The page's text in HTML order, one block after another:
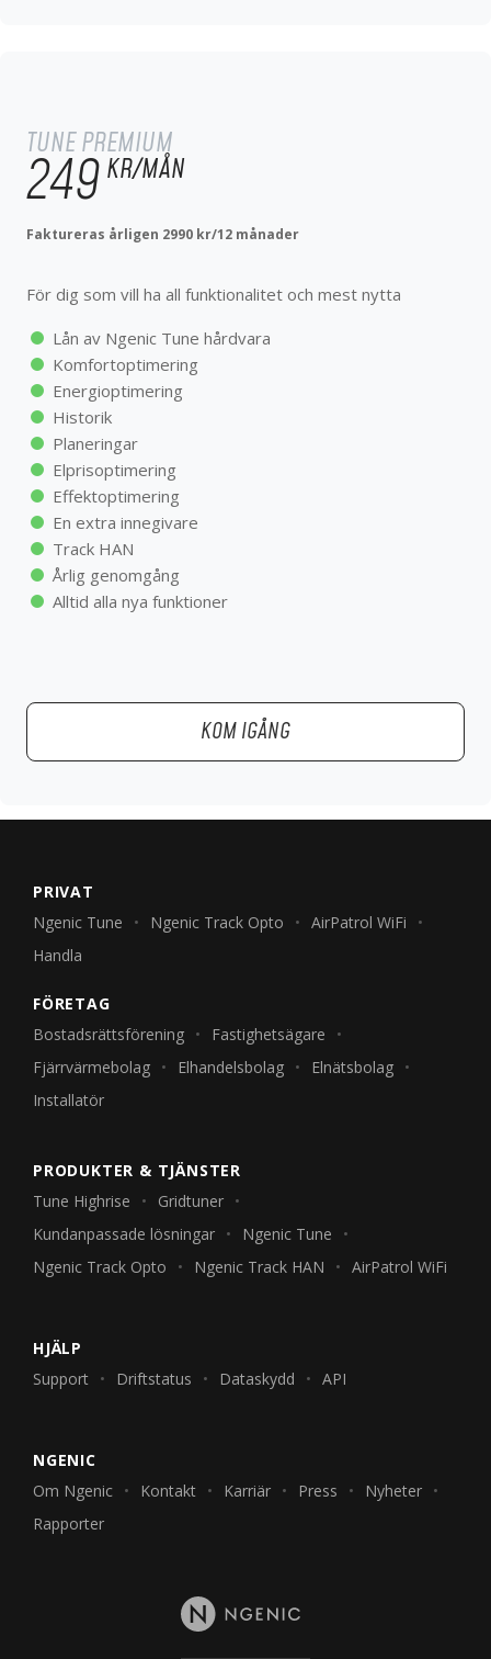
För dig som vill ha all funktionalitet och mest nytta
Lån av Ngenic Tune hårdvara
Energioptimering
Planeringar
Elprisoptimering
Effektoptimering
En extra innegivare
Track HAN
Alltid alla nya funktioner
TUNE PREMIUM
249 KR/MÅN
Faktureras årligen 2990 kr/12 månader
För dig som vill ha all funktionalitet och mest nytta
Lån av Ngenic Tune hårdvara
Komfortoptimering
Energioptimering
Historik
Planeringar
Elprisoptimering
Effektoptimering
En extra innegivare
Track HAN
Årlig genomgång
Alltid alla nya funktioner
KOM IGÅNG
PRIVAT
Ngenic Tune
Ngenic Track Opto
AirPatrol WiFi
Handla
FÖRETAG
Bostadsrättsförening
Fastighetsägare
Fjärrvärmebolag
Elhandelsbolag
Elnätsbolag
Installatör
PRODUKTER & TJÄNSTER
Tune Highrise
Gridtuner
Kundanpassade lösningar
Ngenic Tune
Ngenic Track Opto
Ngenic Track HAN AirPatrol WiFi
HJÄLP
Support
Driftstatus Dataskydd API
NGENIC
Om Ngenic
Kontakt Karriär Press
Nyheter
Rapporter